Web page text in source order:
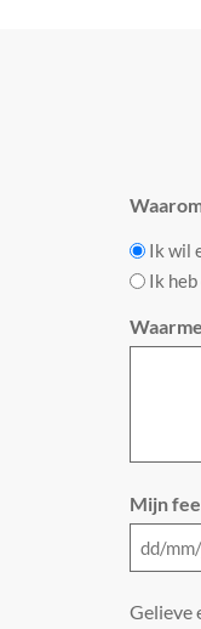
Ik wil
Ik
Mijn
Gelieve